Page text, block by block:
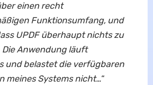
einen recht
Funktionsumfang, und
UPDF überhaupt nichts zu
Anwendung läuft
und belastet die verfügbaren
meines Systems nicht…“